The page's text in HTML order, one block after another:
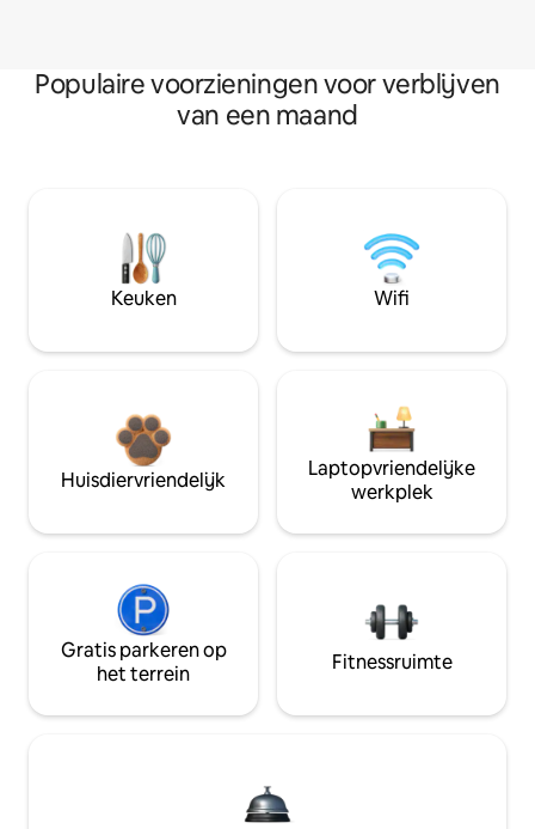
Populaire voorzieningen voor verblijven
van een maand
Keuken Wifi
Huisdiervriendelijk
Laptopvriendelijke
werkplek
Gratis parkeren op
het terrein
Fitnessruimte